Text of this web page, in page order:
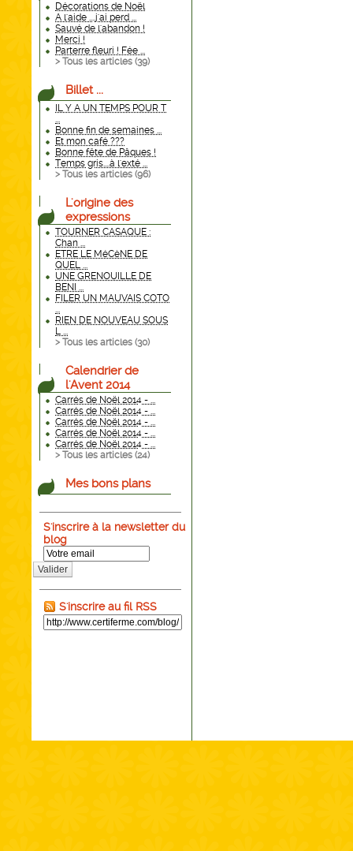
Décorations de Noël
A l'aide ....j'ai perd ...
Sauvé de l'abandon !
Merci !
Parterre fleuri ! Fée ...
> Tous les articles (39)
Billet ...
IL Y A UN TEMPS POUR T
...
Bonne fin de semaines ...
Et mon café ???
Bonne fête de Pâques !
Temps gris....à l'exté ...
> Tous les articles (96)
L'origine des
expressions
TOURNER CASAQUE :
Chan ...
ETRE LE MéCèNE DE
QUEL ...
UNE GRENOUILLE DE
BENI ...
FILER UN MAUVAIS COTO
...
RIEN DE NOUVEAU SOUS
L ...
> Tous les articles (30)
Calendrier de
l'Avent 2014
Carrés de Noël 2014 - ...
Carrés de Noël 2014 - ...
Carrés de Noël 2014 - ...
Carrés de Noël 2014 - ...
Carrés de Noël 2014 - ...
> Tous les articles (24)
Mes bons plans
S'inscrire à la newsletter du
blog
Valider
S'inscrire au fil RSS